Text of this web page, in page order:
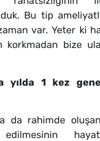
Bu tip
var. Yeter ki
korkmadan bize
yılda 1 kez
da rahimde